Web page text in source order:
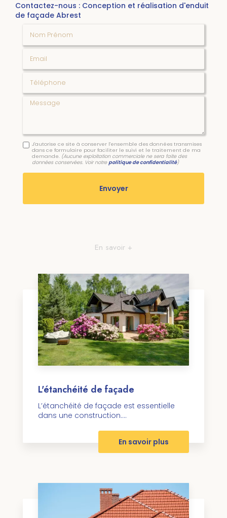
Contactez-nous : Conception et réalisation d'enduit
de façade Abrest
Message
J'autorise ce site à conserver l'ensemble des données transmises
dans ce formulaire pour faciliter le suivi et le traitement de ma
demande. (Aucune exploitation commerciale ne sera faite des
données conservées. Voir notrepolitique de confidentialité)
En savoir +
L'étanchéité de façade
L’étanchéité de façade est essentielle
dans une construction....
En savoir plus